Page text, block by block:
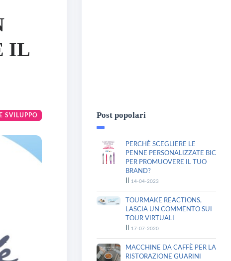
IL
SVILUPPO Post popolari
PERCHÈ SCEGLIERE LE
PENNE PERSONALIZZATE BIC
PER PROMUOVERE IL TUO
BRAND?
14-04-2023
TOURMAKE REACTIONS,
LASCIA UN COMMENTO SUI
TOUR VIRTUALI
17-07-2020
MACCHINE DA CAFFÈ PER LA
RISTORAZIONE GUARINI